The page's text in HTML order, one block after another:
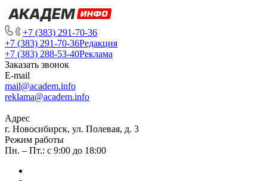
+7 (383) 291-70-36
+7 (383) 291-70-36Редакция
+7 (383) 288-53-40Реклама
Заказать звонок
E-mail
mail@academ.info
reklama@academ.info
Адрес
г. Новосибирск, ул. Полевая, д. 3
Режим работы
Пн. – Пт.: с 9:00 до 18:00